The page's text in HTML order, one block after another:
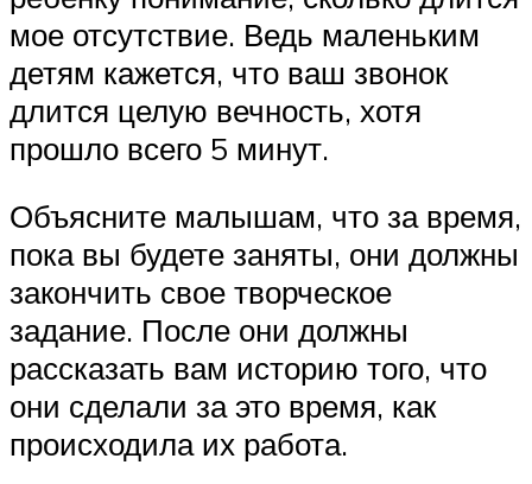
мое отсутствие. Ведь маленьким
детям кажется, что ваш звонок
длится целую вечность, хотя
прошло всего 5 минут.
Объясните малышам, что за время,
пока вы будете заняты, они должны
закончить свое творческое
задание. После они должны
рассказать вам историю того, что
они сделали за это время, как
происходила их работа.